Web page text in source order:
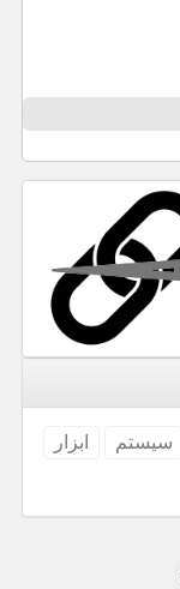
سیستم
ابزار